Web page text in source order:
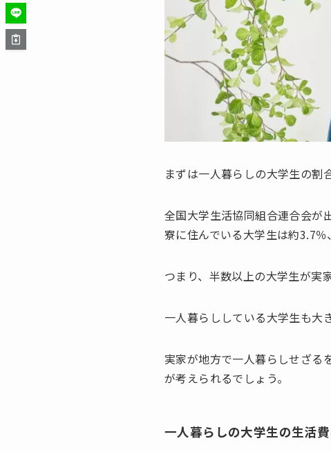
まずは一人暮らしの大学生の割
全国大学生活協同組合連合会が
寮に住んでいる大学生は約3.7
つまり、半数以上の大学生が実
一人暮らししている大学生も大
実家が地方で一人暮らしせざる
が考えられるでしょう。
一人暮らしの大学生の生活費